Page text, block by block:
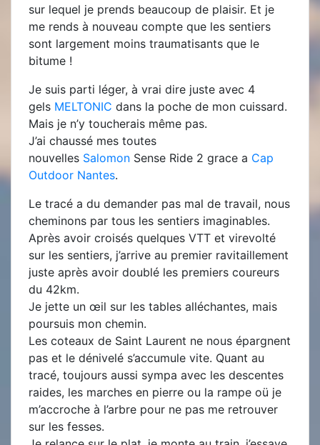
sur lequel je prends beaucoup de plaisir. Et je
me rends à nouveau compte que les sentiers
sont largement moins traumatisants que le
bitume !
Je suis parti léger, à vrai dire juste avec 4
gels MELTONIC dans la poche de mon cuissard.
Mais je n’y toucherais même pas.
J’ai chaussé mes toutes
nouvelles Salomon Sense Ride 2 grace a Cap
Outdoor Nantes.
Le tracé a du demander pas mal de travail, nous
cheminons par tous les sentiers imaginables.
Après avoir croisés quelques VTT et virevolté
sur les sentiers, j’arrive au premier ravitaillement
juste après avoir doublé les premiers coureurs
du 42km.
Je jette un œil sur les tables alléchantes, mais
poursuis mon chemin.
Les coteaux de Saint Laurent ne nous épargnent
pas et le dénivelé s’accumule vite. Quant au
tracé, toujours aussi sympa avec les descentes
raides, les marches en pierre ou la rampe oü je
m’accroche à l’arbre pour ne pas me retrouver
sur les fesses.